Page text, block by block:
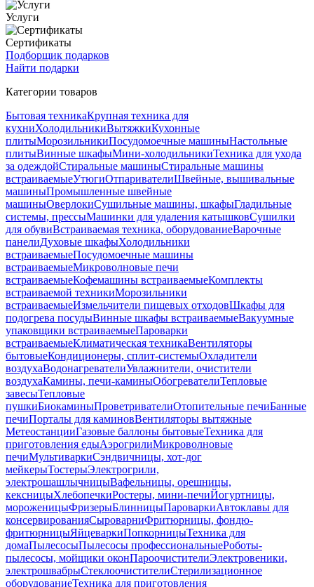
Услуги
Сертификаты
Подборщик подарков
Найти подарки
Категории товаров
Бытовая техникаКрупная техника для
кухниХолодильникиВытяжкиКухонные
плитыМорозильникиПосудомоечные машиныНастольные
плитыВинные шкафыМини-холодильникиТехника для ухода
за одеждойСтиральные машиныСтиральные машины
встраиваемыеУтюгиОтпаривателиШвейные, вышивальные
машиныПромышленные швейные
машиныОверлокиСушильные машины, шкафыГладильные
системы, прессыМашинки для удаления катышковСушилки
для обувиВстраиваемая техника, оборудованиеВарочные
панелиДуховые шкафыХолодильники
встраиваемыеПосудомоечные машины
встраиваемыеМикроволновые печи
встраиваемыеКофемашины встраиваемыеКомплекты
встраиваемой техникиМорозильники
встраиваемыеИзмельчители пищевых отходовШкафы для
подогрева посудыВинные шкафы встраиваемыеВакуумные
упаковщики встраиваемыеПароварки
встраиваемыеКлиматическая техникаВентиляторы
бытовыеКондиционеры, сплит-системыОхладители
воздухаВодонагревателиУвлажнители, очистители
воздухаКамины, печи-каминыОбогревателиТепловые
завесыТепловые
пушкиБиокаминыПроветривателиОтопительные печиБанные
печиПорталы для каминовВентиляторы вытяжные
МетеостанцииГазовые баллоны бытовыеТехника для
приготовления едыАэрогрилиМикроволновые
печиМультиваркиСэндвичницы, хот-дог
мейкерыТостерыЭлектрогрили,
электрошашлычницыВафельницы, орешницы,
кексницыХлебопечкиРостеры, мини-печиЙогуртницы,
мороженицыФризерыБлинницыПароваркиАвтоклавы для
консервированияСыроварниФритюрницы, фондю-
фритюрницыЯйцеваркиПопкорницыТехника для
домаПылесосыПылесосы профессиональныеРоботы-
пылесосы, мойщики оконПароочистителиЭлектровеники,
электрошвабрыСтеклоочистителиСтерилизационное
оборудованиеТехника для приготовления